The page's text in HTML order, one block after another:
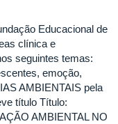
Educacional de
clínica e
seguintes temas:
emoção,
AMBIENTAIS pela
título Título:
AMBIENTAL NO